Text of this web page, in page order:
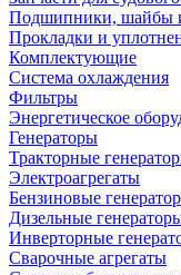
Подшипники, шайбы
Прокладки и
Комплектующие
Система охлаждения
Фильтры
Энергетическое
Генераторы
Тракторные
Электроагрегаты
Бензиновые
Дизельные
Инверторные
Сварочные агрегаты